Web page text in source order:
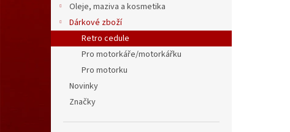
n
e
Oleje, maziva a kosmetika
Dárkové zboží
Retro cedule
Pro motorkáře/motorkářku
Pro motorku
Novinky
Značky